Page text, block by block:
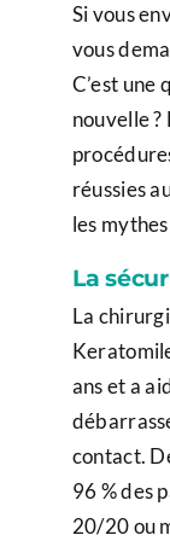
Si vous
vous
C’est une
nouvelle ?
réussies
les
La
La
ans et a
contact.
96 % des
20/20 ou